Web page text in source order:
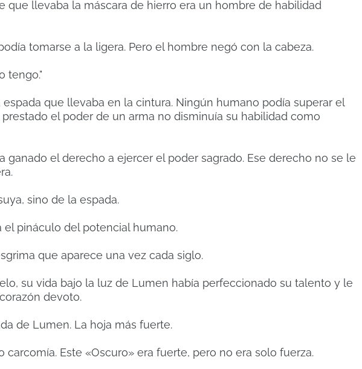
que llevaba la máscara de hierro era un hombre de habilidad
tomarse a la ligera. Pero el hombre negó con la cabeza.
tengo."
espada que llevaba en la cintura. Ningún humano podía superar el
prestado el poder de un arma no disminuía su habilidad como
ganado el derecho a ejercer el poder sagrado. Ese derecho no se le
sino de la espada.
el pináculo del potencial humano.
que aparece una vez cada siglo.
su vida bajo la luz de Lumen había perfeccionado su talento y le
devoto.
de Lumen. La hoja más fuerte.
carcomía. Este «Oscuro» era fuerte, pero no era solo fuerza.